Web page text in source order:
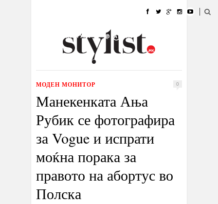
УБАВИНА
КУЛТУРА @РАБОТА
ИЗЛОГ
МОДЕН МОНИТОР 0
Манекенката Ања
Рубик се фотографира
за Vogue и испрати
моќна порака за
правото на абортус во
Полска